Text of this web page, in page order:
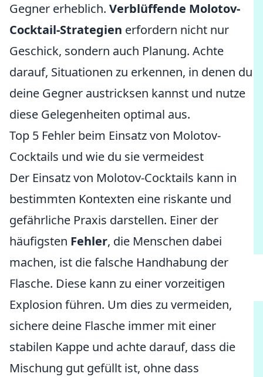
Gegner erheblich. Verblüffende Molotov-
Cocktail-Strategien erfordern nicht nur
Geschick, sondern auch Planung. Achte
darauf, Situationen zu erkennen, in denen du
deine Gegner austricksen kannst und nutze
diese Gelegenheiten optimal aus.
Top 5 Fehler beim Einsatz von Molotov-
Cocktails und wie du sie vermeidest
Der Einsatz von Molotov-Cocktails kann in
bestimmten Kontexten eine riskante und
gefährliche Praxis darstellen. Einer der
häufigsten Fehler, die Menschen dabei
machen, ist die falsche Handhabung der
Flasche. Diese kann zu einer vorzeitigen
Explosion führen. Um dies zu vermeiden,
sichere deine Flasche immer mit einer
stabilen Kappe und achte darauf, dass die
Mischung gut gefüllt ist, ohne dass